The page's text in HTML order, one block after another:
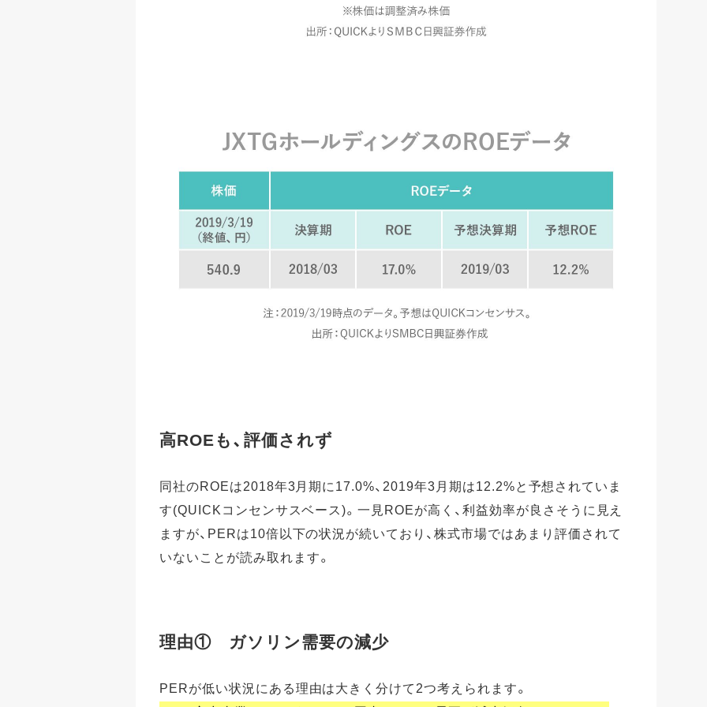
高ROEも、評価されず
同社のROEは2018年3月期に17.0%、2019年3月期は12.2%と予想されていま
す(QUICKコンセンサスベース)。一見ROEが高く、利益効率が良さそうに見え
ますが、PERは10倍以下の状況が続いており、株式市場ではあまり評価されて
いないことが読み取れます。
理由① ガソリン需要の減少
PERが低い状況にある理由は大きく分けて2つ考えられます。